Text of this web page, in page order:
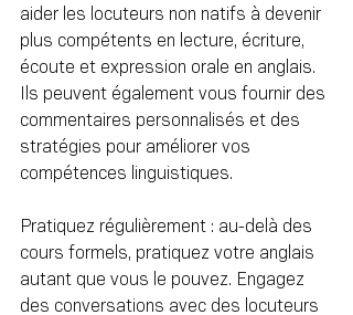
aider les locuteurs non natifs à devenir
plus compétents en lecture, écriture,
écoute et expression orale en anglais.
Ils peuvent également vous fournir des
commentaires personnalisés et des
stratégies pour améliorer vos
compétences linguistiques.
Pratiquez régulièrement : au-delà des
cours formels, pratiquez votre anglais
autant que vous le pouvez. Engagez
des conversations avec des locuteurs